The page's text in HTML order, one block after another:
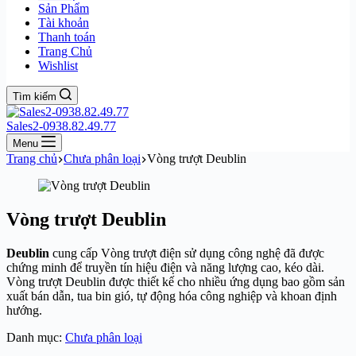
Sản Phẩm
Tài khoản
Thanh toán
Trang Chủ
Wishlist
Tìm kiếm
Sales2-0938.82.49.77
Menu
Trang chủ Chưa phân loại Vòng trượt Deublin
Vòng trượt Deublin
Deublin cung cấp Vòng trượt điện sử dụng công nghệ đã được
chứng minh để truyền tín hiệu điện và năng lượng cao, kéo dài.
Vòng trượt Deublin được thiết kế cho nhiều ứng dụng bao gồm sản
xuất bán dẫn, tua bin gió, tự động hóa công nghiệp và khoan định
hướng.
Danh mục: Chưa phân loại